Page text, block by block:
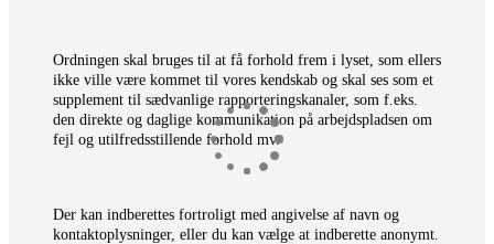
Ordningen skal bruges til at få forhold frem i lyset, som ellers
ikke ville være kommet til vores kendskab og skal ses som et
supplement til sædvanlige rapporteringskanaler, som f.eks.
den direkte og daglige kommunikation på arbejdspladsen om
fejl og utilfredsstillende forhold mv.
Der kan indberettes fortroligt med angivelse af navn og
kontaktoplysninger, eller du kan vælge at indberette anonymt.